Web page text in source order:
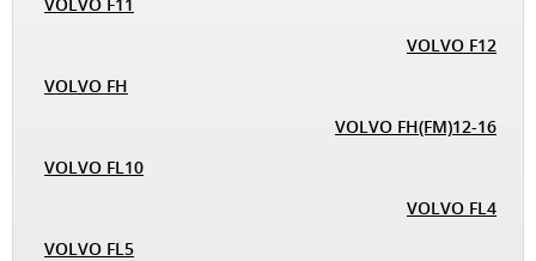
VOLVO F12
VOLVO FH
VOLVO FH(FM)12-16
VOLVO FL10
VOLVO FL4
VOLVO FL5